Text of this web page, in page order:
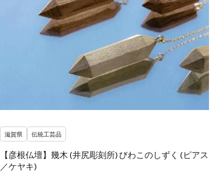
滋賀県 伝統工芸品
【彦根仏壇】幾木 (井尻彫刻所) びわこのしずく (ピアス
／ケヤキ)